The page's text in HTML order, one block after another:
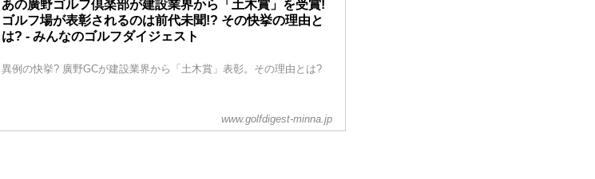
あの廣野ゴルフ倶楽部が建設業界から「土木賞」を受賞!
ゴルフ場が表彰されるのは前代未聞!? その快挙の理由と
は? - みんなのゴルフダイジェスト
異例の快挙? 廣野GCが建設業界から「土木賞」表彰。その理由とは?
www.golfdigest-minna.jp